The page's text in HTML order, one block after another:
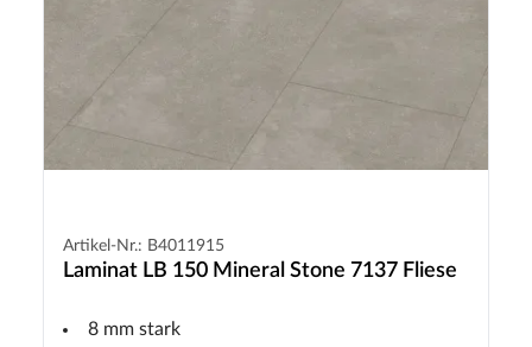
Artikel-Nr.: B4011915
Laminat LB 150 Mineral Stone 7137 Fliese
8 mm stark